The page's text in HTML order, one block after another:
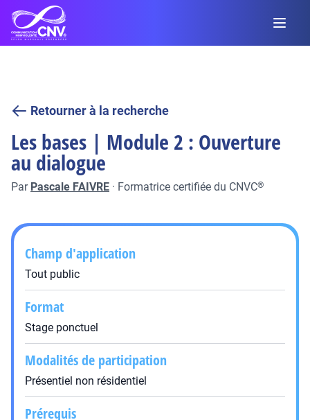
Retourner à la recherche
Les bases | Module 2 : Ouverture
au dialogue
Par Pascale FAIVRE · Formatrice certifiée du CNVC®
Champ d'application
Tout public
Format
Stage ponctuel
Modalités de participation
Présentiel non résidentiel
Prérequis